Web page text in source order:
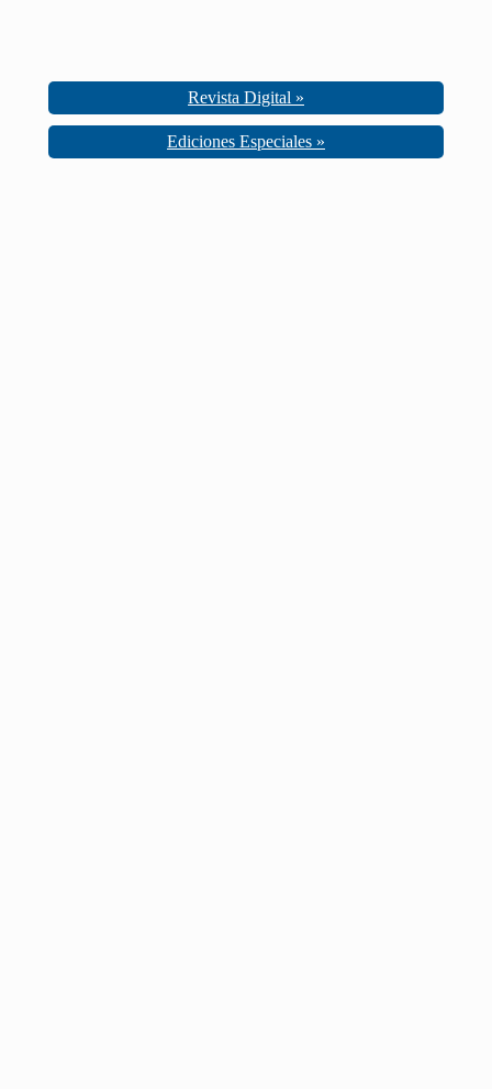
Revista Digital »
Ediciones Especiales »